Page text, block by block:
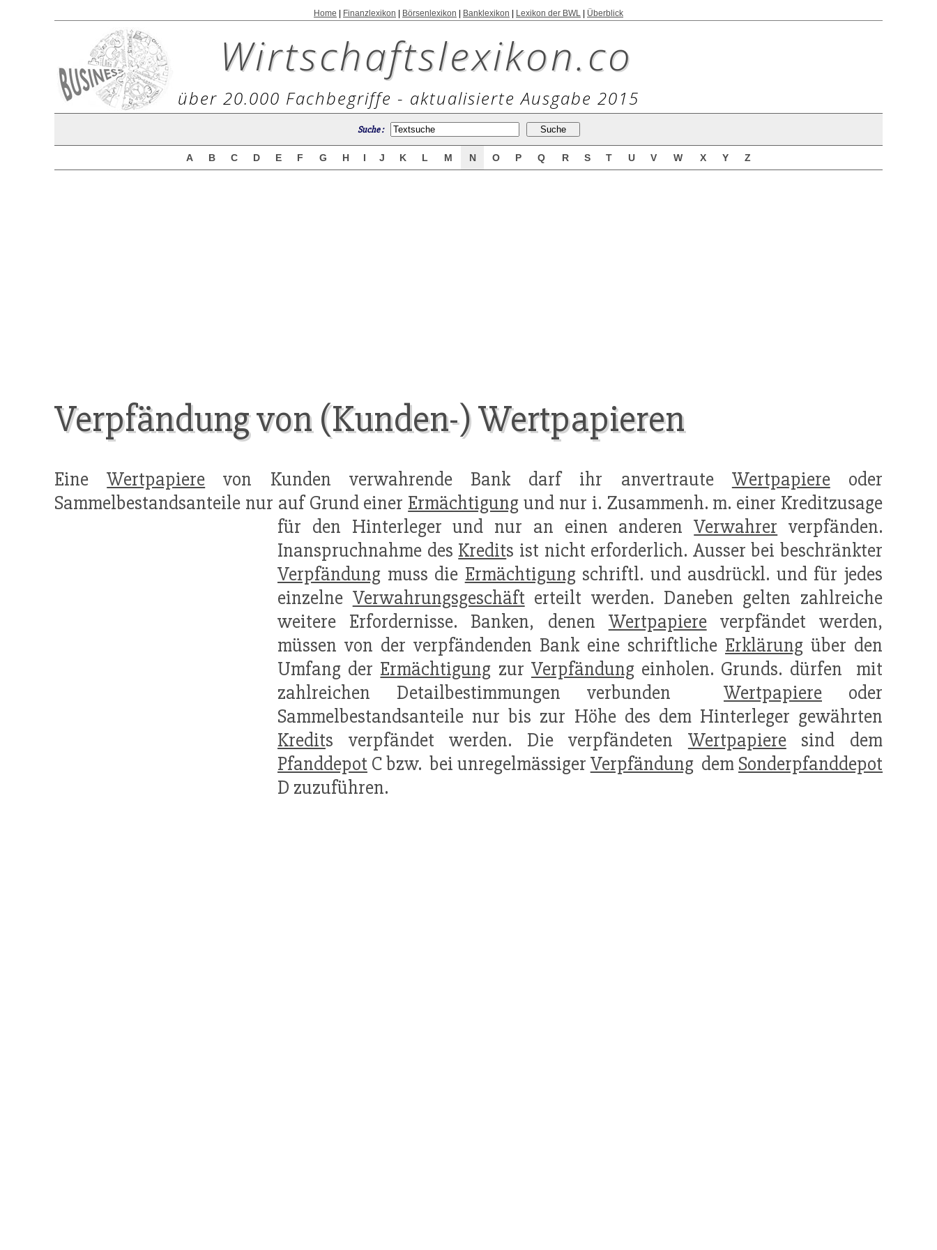
Home Finanzlexikon Börsenlexikon Banklexikon Lexikon der BWL Überblick
Wirtschaftslexikon.co
über 20.000 Fachbegriffe - aktualisierte Ausgabe 2015
Suche :
A B C D E F G H I J K L M N O P Q R S T U V W X Y Z
Verpfändung von (Kunden-) Wertpapieren
EineWertpapiere von Kunden verwahrende Bank darf ihr anvertraute Wertpapiereoder
Sammelbestandsanteile nur auf Grund einer Ermächtigung und nur i. Zusammenh. m. einer Kreditzusage
für den Hinterleger und nur an einen anderenVerwahrer verpfänden.
Inanspruchnahme des Kredits ist nicht erforderlich. Ausser bei beschränkter
Verpfändung muss die Ermächtigungschriftl. und ausdrückl. und für jedes
einzelne Verwahrungsgeschäft erteilt werden. Daneben gelten zahlreiche
weitere Erfordernisse. Banken, denen Wertpapiereverpfändet werden,
müssen von der verpfändenden Bank eine schriftliche Erklärung über den
Umfang der Ermächtigung zur Verpfändungeinholen. Grunds. dürfen  mit
zahlreichen Detailbestimmungen verbunden  Wertpapiere oder
Sammelbestandsanteile nur bis zur Höhe des dem Hinterleger gewährten
Kredits verpfändet werden. Die verpfändeten Wertpapieresind dem
Pfanddepot C bzw.  bei unregelmässiger Verpfändung dem Sonderpfanddepot
D zuzuführen.